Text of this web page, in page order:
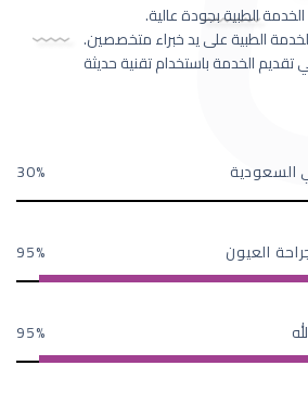
الطبية بجودة عالية.
الطبية على يد خبراء متخصصين.
تقديم الخدمة باستخدام تقنية حديثة
السعودية 30
العيون 95
95